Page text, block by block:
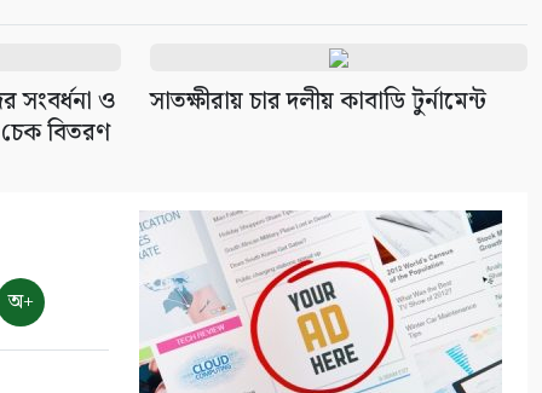
১০
সংবর্ধনা ও
চেক বিতরণ
সাতক্ষীরায় চার দলীয় কাবাডি টুর্নামেন্ট
অ+